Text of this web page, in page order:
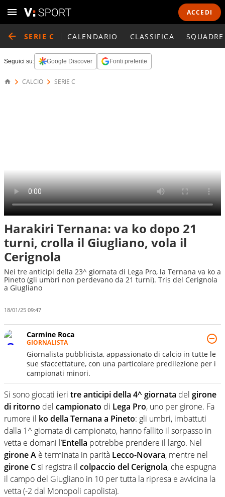
ACCEDI
SERIE C CALENDARIO CLASSIFICA SQUADRE
Seguici su: Google Discover Fonti preferite
CALCIO SERIE C
Harakiri Ternana: va ko dopo 21
turni, crolla il Giugliano, vola il
Cerignola
Nei tre anticipi della 23^ giornata di Lega Pro, la Ternana va ko a
Pineto (gli umbri non perdevano da 21 turni). Tris del Cerignola
a Giugliano
18/01/25 09:47
Carmine Roca
GIORNALISTA
Giornalista pubblicista, appassionato di calcio in tutte le
sue sfaccettature, con una particolare predilezione per i
campionati minori.
Si sono giocati ieri tre anticipi della 4^ giornata del girone
di ritorno del campionato di Lega Pro, uno per girone. Fa
rumore il ko della Ternana a Pineto: gli umbri, imbattuti
dalla 1^ giornata di campionato, hanno fallito il sorpasso in
vetta e domani l’Entella potrebbe prendere il largo. Nel
girone A è terminata in parità Lecco-Novara, mentre nel
girone Csi registra il colpaccio del Cerignola, che espugna
il campo del Giugliano in 10 per tutta la ripresa e avvicina la
vetta (-2 dal Monopoli capolista).